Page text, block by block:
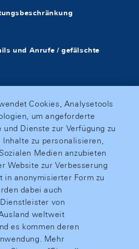
und Anrufe / gefälschte
Cookies, Analysetools
um angeforderte
und Dienste zur Verfügung zu
zu personalisieren,
Medien anzubieten
Website zur Verbesserung
in anonymisierter Form zu
dabei auch
von
weltweit
es kommen deren
Mehr